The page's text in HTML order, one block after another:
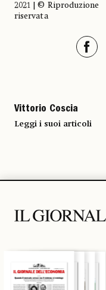
2021 | © Riproduzione
riservata
Vittorio Coscia
Leggi i suoi articoli